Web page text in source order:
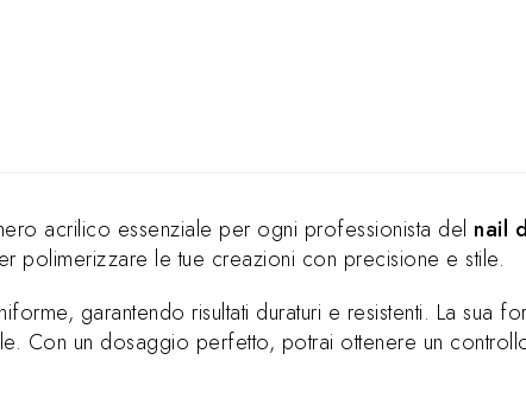
acrilico essenziale per ogni professionista del nail
polimerizzare le tue creazioni con precisione e stile.
garantendo risultati duraturi e resistenti. La sua
Con un dosaggio perfetto, potrai ottenere un